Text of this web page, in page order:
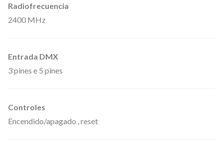
i
d
Radiofrecuencia
2400 MHz
Entrada DMX
3 pines e 5 pines
Controles
Encendido/apagado , reset